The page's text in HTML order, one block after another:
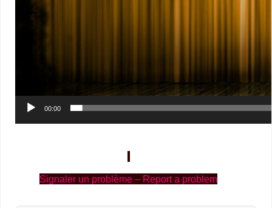
00:00
Signaler un problème – Report a problem